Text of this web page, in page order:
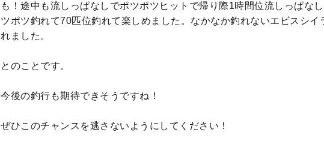
も！途中も流しっぱなしでポツポツヒットで帰り際1時間位流しっぱな
ツポツ釣れて70匹位釣れて楽しめました。なかなか釣れないエビスシイ
れました。
とのことです。
今後の釣行も期待できそうですね！
ぜひこのチャンスを逃さないようにしてください！